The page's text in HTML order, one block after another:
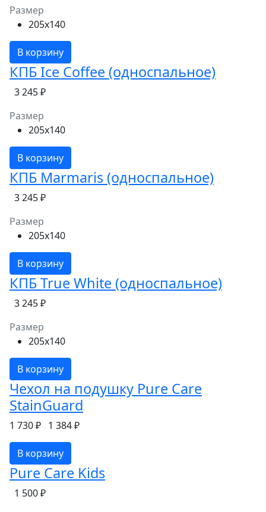
Размер
205x140
В корзину
КПБ Ice Coffee (односпальное)
3 245 ₽
Размер
205x140
В корзину
КПБ Marmaris (односпальное)
3 245 ₽
Размер
205x140
В корзину
КПБ True White (односпальное)
3 245 ₽
Размер
205x140
В корзину
Чехол на подушку Pure Care
StainGuard
1 730 ₽ 1 384 ₽
В корзину
Pure Care Kids
1 500 ₽